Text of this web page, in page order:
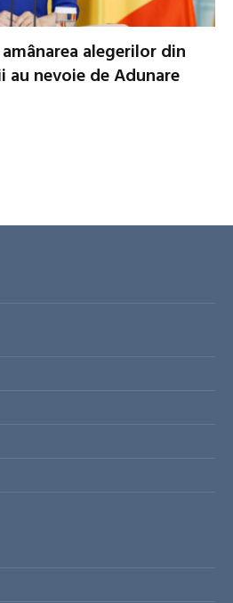
alegerilor din
au nevoie de Adunare